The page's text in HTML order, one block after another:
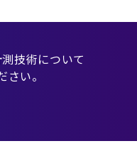
技術について
い。